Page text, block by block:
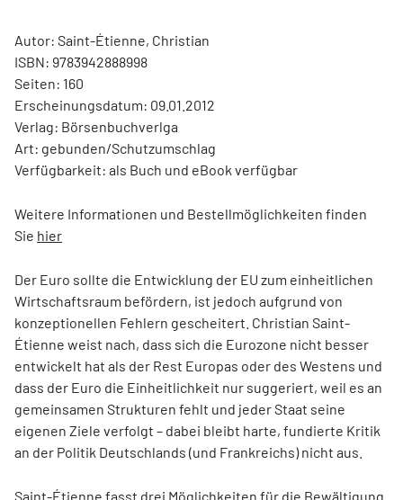
Autor: Saint-Étienne, Christian
ISBN: 9783942888998
Seiten: 160
Erscheinungsdatum: 09.01.2012
Verlag: Börsenbuchverlga
Art: gebunden/Schutzumschlag
Verfügbarkeit: als Buch und eBook verfügbar
Weitere Informationen und Bestellmöglichkeiten finden
Sie hier
Der Euro sollte die Entwicklung der EU zum einheitlichen
Wirtschaftsraum befördern, ist jedoch aufgrund von
konzeptionellen Fehlern gescheitert. Christian Saint-
Étienne weist nach, dass sich die Eurozone nicht besser
entwickelt hat als der Rest Europas oder des Westens und
dass der Euro die Einheitlichkeit nur suggeriert, weil es an
gemeinsamen Strukturen fehlt und jeder Staat seine
eigenen Ziele verfolgt – dabei bleibt harte, fundierte Kritik
an der Politik Deutschlands (und Frankreichs) nicht aus.
Saint-Étienne fasst drei Möglichkeiten für die ­Bewältigung